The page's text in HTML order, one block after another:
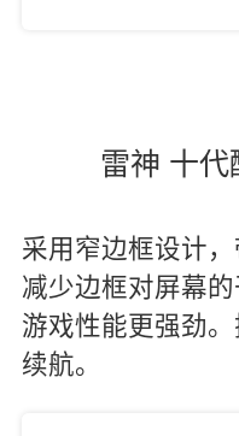
雷神 十
采用窄边框设计
减少边框对屏幕的
游戏性能更强劲
续航。